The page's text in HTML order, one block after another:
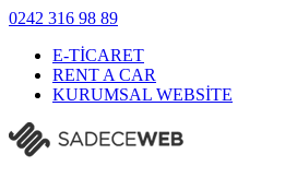
0242 316 98 89
E-TİCARET
RENT A CAR
KURUMSAL WEBSİTE